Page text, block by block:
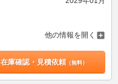
他の情報を開く
在庫確認・見積依頼（無料）